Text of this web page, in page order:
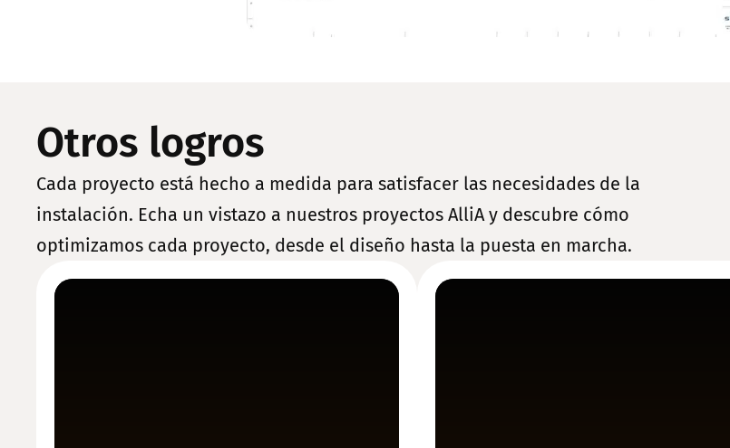
Otros logros
Cada proyecto está hecho a medida para satisfacer las necesidades de la
instalación. Echa un vistazo a nuestros proyectos AlliA y descubre cómo
optimizamos cada proyecto, desde el diseño hasta la puesta en marcha.